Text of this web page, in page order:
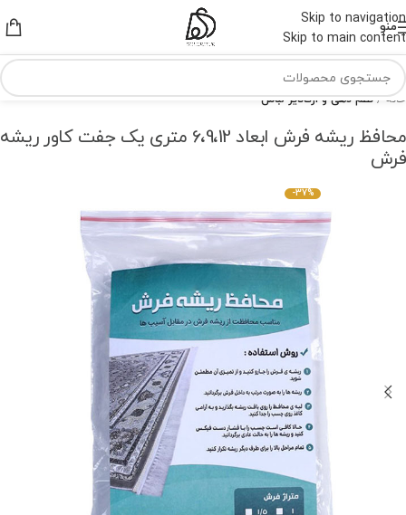
Skip to navigation
Skip to main content
منو
خانه نظم دهی و ارگانایز لباس
محافظ ریشه فرش ابعاد 6،9،12 متری یک جفت کاور ریشه
فرش
-37%